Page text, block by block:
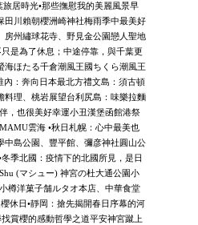
旅居時光•那些撫慰我的美麗風景早
田川賴朝櫻洲崎神社梅雨季中最美好
州繡球花寺、野見金公園戀人聖地
是為了休息；中途停靠，與千葉更
海ほたる千倉潮風王國ちくら潮風王
內：奔向日本最北方禮文島：須古頓
料理、桃岩展望台利尻島：味樂拉麵
，也很美好幸運小丑漢堡函館港祭
雲海 •秋日札幌：心中最美也
中島公園、豐平館、彌彦神社圓山公
季北國：疫情下的北國所見，是日
(マシュー) 神宮の杜大通公園小
樽洋菓子舗ルタオ本店、中華食堂
休日•靜岡：搶先揭開春日序幕的河
賞櫻的感動哲學之道平安神宮蹴上